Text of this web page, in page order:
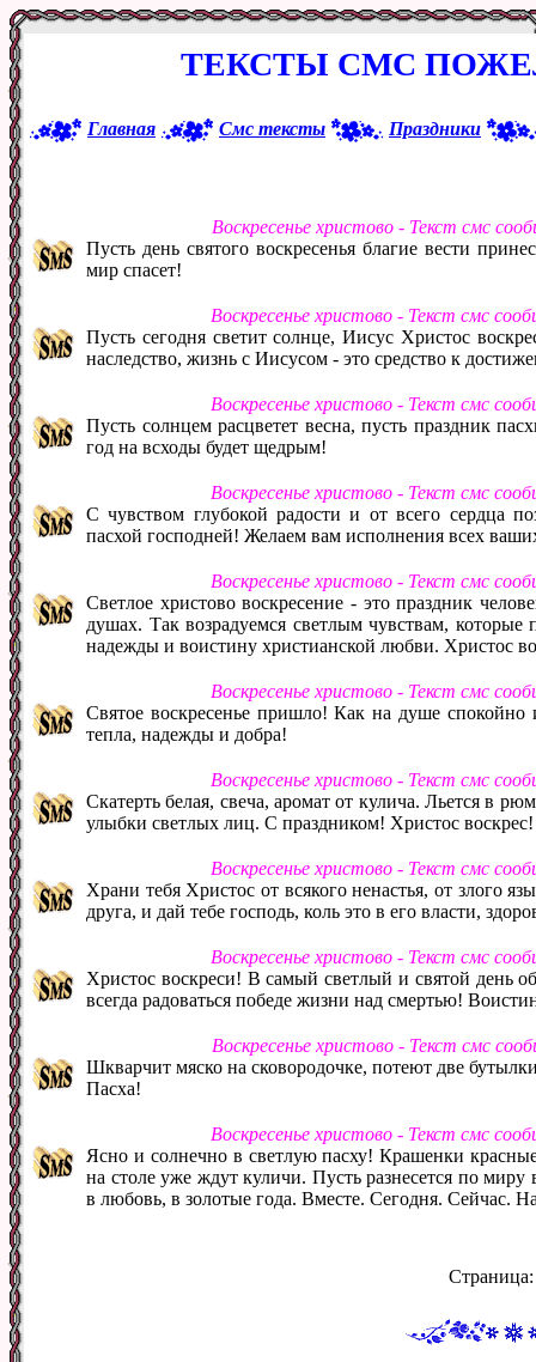
ТЕКСТЫ СМС
Главная Смс тексты Праздники
Воскресенье христово - Текст смс
Пусть день святого воскресенья благие вести
мир спасет!
Воскресенье христово - Текст смс
Пусть сегодня светит солнце, Иисус Христос
наследство, жизнь с Иисусом - это средство к
Воскресенье христово - Текст смс
Пусть солнцем расцветет весна, пусть праздник
год на всходы будет щедрым!
Воскресенье христово - Текст смс
С чувством глубокой радости и от всего сердца
пасхой господней! Желаем вам исполнения всех
Воскресенье христово - Текст смс
Светлое христово воскресение - это праздник
душах. Так возрадуемся светлым чувствам,
надежды и воистину христианской любви. Христос
Воскресенье христово - Текст смс
Святое воскресенье пришло! Как на душе
тепла, надежды и добра!
Воскресенье христово - Текст смс
Скатерть белая, свеча, аромат от кулича. Льется в
улыбки светлых лиц. С праздником! Христос
Воскресенье христово - Текст смс
Храни тебя Христос от всякого ненастья, от злого
друга, и дай тебе господь, коль это в его власти,
Воскресенье христово - Текст смс
Христос воскреси! В самый светлый и святой день
всегда радоваться победе жизни над смертью!
Воскресенье христово - Текст смс
Шкварчит мяско на сковородочке, потеют две
Пасха!
Воскресенье христово - Текст смс
Ясно и солнечно в светлую пасху! Крашенки
на столе уже ждут куличи. Пусть разнесется по
в любовь, в золотые года. Вместе. Сегодня. Сейчас.